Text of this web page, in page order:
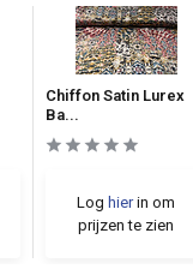
Chiffon Satin Lurex
Ba...
Log hierin om
prijzen te zien